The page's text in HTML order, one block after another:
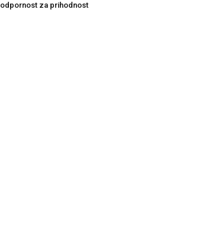
odpornost za prihodnost